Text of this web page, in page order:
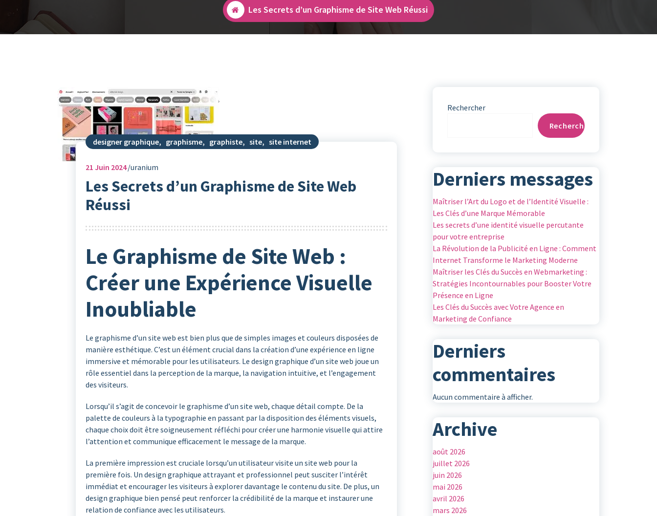
Les Secrets d’un Graphisme de Site Web Réussi
designer graphique, graphisme, graphiste, site, site internet
21 Juin 2024 uranium
Les Secrets d’un Graphisme de Site Web
Réussi
Le Graphisme de Site Web :
Créer une Expérience Visuelle
Inoubliable
Le graphisme d’un site web est bien plus que de simples images et couleurs disposées de
manière esthétique. C’est un élément crucial dans la création d’une expérience en ligne
immersive et mémorable pour les utilisateurs. Le design graphique d’un site web joue un
rôle essentiel dans la perception de la marque, la navigation intuitive, et l’engagement
des visiteurs.
Lorsqu’il s’agit de concevoir le graphisme d’un site web, chaque détail compte. De la
palette de couleurs à la typographie en passant par la disposition des éléments visuels,
chaque choix doit être soigneusement réfléchi pour créer une harmonie visuelle qui attire
l’attention et communique efficacement le message de la marque.
La première impression est cruciale lorsqu’un utilisateur visite un site web pour la
première fois. Un design graphique attrayant et professionnel peut susciter l’intérêt
immédiat et encourager les visiteurs à explorer davantage le contenu du site. De plus, un
design graphique bien pensé peut renforcer la crédibilité de la marque et instaurer une
relation de confiance avec les utilisateurs.
Rechercher
Rechercher
Derniers messages
Maîtriser l’Art du Logo et de l’Identité Visuelle :
Les Clés d’une Marque Mémorable
Les secrets d’une identité visuelle percutante
pour votre entreprise
La Révolution de la Publicité en Ligne : Comment
Internet Transforme le Marketing Moderne
Maîtriser les Clés du Succès en Webmarketing :
Stratégies Incontournables pour Booster Votre
Présence en Ligne
Les Clés du Succès avec Votre Agence en
Marketing de Confiance
Derniers
commentaires
Aucun commentaire à afficher.
Archive
août 2026
juillet 2026
juin 2026
mai 2026
avril 2026
mars 2026